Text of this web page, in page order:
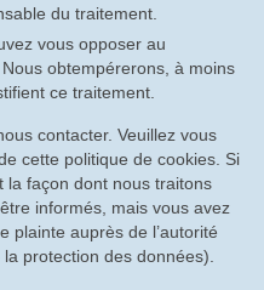
du traitement.
vous opposer au
obtempérerons, à moins
ce traitement.
contacter. Veuillez vous
cette politique de cookies. Si
la façon dont nous traitons
informés, mais vous avez
plainte auprès de l’autorité
protection des données).